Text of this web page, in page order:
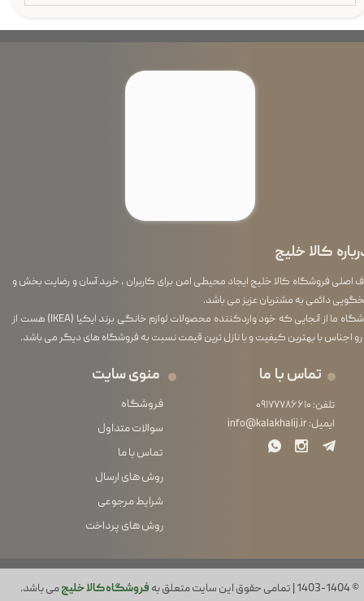
© 1403-1404 | تمامی حقوق این سایت متعلق به فروشگاه کالا خلیجمی باشد.
کالا خلیج
اصلی فروشگاه کالا خلیج ایجاد محیطی امن برای کاربران ، خرید آسان و رضایت بخش و
دائمی به مشتریان عزیز می باشد.
فروشگاه ما از آنجایی که خود واردکننده محصولات لوازم خانگی برند ایکیا (IKEA) هست از
رو اجناس با بهترین کیفیت و با نازل ترین قیمت نسبت به فروشگاه های دیگر می باشد.
منوی سایت
فروشگاه
سوالات متداول
تماس با ما
روش های ارسال
شرایط مرجوعی
روش های پرداخت
تماس با ما
تلفن: ۰۹۱۷۷۷۸۶۶۱۰
ایمیل:info@kalakhalij.ir